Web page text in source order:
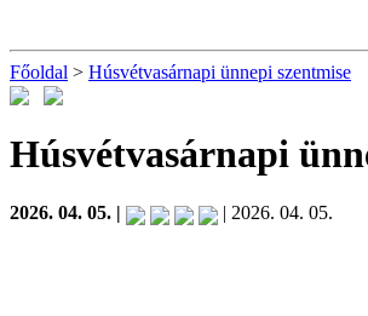
Főoldal > Húsvétvasárnapi ünnepi szentmise
Húsvétvasárnapi
2026. 04. 05. | | 2026. 04. 05.